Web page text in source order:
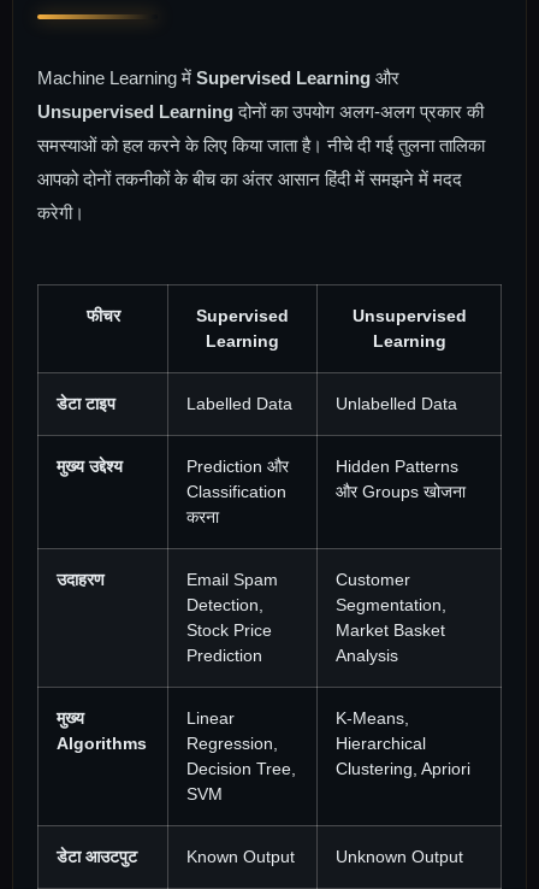
Machine Learning में Supervised Learning और
Unsupervised Learningदोनों का उपयोग अलग-अलग प्रकार की
समस्याओं को हल करने के लिए किया जाता है। नीचे दी गई तुलना तालिका
आपको दोनों तकनीकों के बीच का अंतर आसान हिंदी में समझने में मदद
करेगी।
फीचर
Supervised
Learning
Unsupervised
Learning
डेटा टाइप Labelled Data Unlabelled Data
मुख्य उद्देश्य
Prediction और
Classification
करना
Hidden Patterns
और Groups खोजना
उदाहरण
Email Spam
Detection,
Stock Price
Prediction
Customer
Segmentation,
Market Basket
Analysis
मुख्य
Algorithms
Linear
Regression,
Decision Tree,
SVM
K-Means,
Hierarchical
Clustering, Apriori
डेटा आउटपुट Known Output Unknown Output